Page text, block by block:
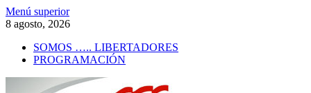
Saltar
al
Menú superior
8 agosto, 2026
SOMOS ….. LIBERTADORES
PROGRAMACIÓN